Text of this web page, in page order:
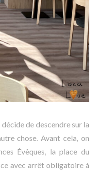
de descendre sur la
chose. Avant cela, on
Évêques, la place du
avec arrêt obligatoire à